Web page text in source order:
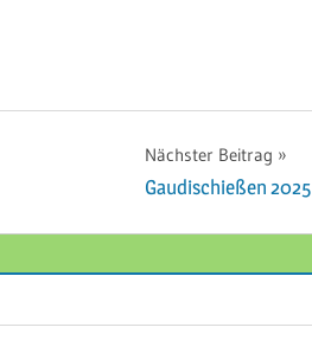
Nächster Beitrag
Gaudischießen 2025